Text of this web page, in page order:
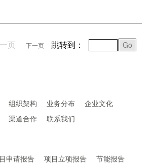
量化评估和应对措施四个部分的风险
方性产业投资政策，使用检查表法对
地方性产业政策中的禁止类、限制类
止或限制风险。
页 下一页 跳转到： Go
组织架构 业务分布
企业文化
渠道合作 联系我们
申请报告 项目立项报告
节能报告